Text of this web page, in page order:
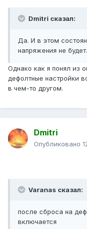
Dmitri сказал:
Да. И в этом
напряжения не будет.
Однако как я понял из
дефолтные настройки
в чем-то другом.
Dmitri
Опубликовано
Varanas сказал:
после сброса на
включается